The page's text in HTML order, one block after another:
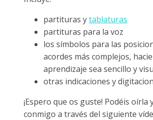
partituras ytablaturas
partituras para la voz
los símbolos para las
acordes más complejos,
aprendizaje sea sencillo y
otras indicaciones y
¡Espero que os guste! Podéis oírla
conmigo a través del siguiente